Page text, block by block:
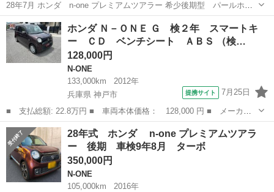
28年7月 ホンダ n-one プレミアムツアラー 希少後期型 パールホワ
イト 70500km 中古メーター交換歴あり 車検令和9年8月まで
vxm165vfi ナビ フルセグtv bluetooth ステアリングリモコン...
京都 京田辺市 京田辺駅 後期
ホンダ Ｎ－ＯＮＥ Ｇ 検２年 スマートキ
ー ＣＤ ベンチシート ＡＢＳ （検…
128,000円
N-ONE
133,000km
2012年
兵庫県 神戸市
提携サイト 7月25日
■ 支払総額: 22.8万円 ■ 車両本体価格： 128,000 円 ■ メーカー
名： ホンダ ■ 車種名： Ｎ－ＯＮＥ ■ グレード名： Ｇ 検２
年 スマートキー ＣＤ ベンチシート ＡＢＳ ■ 排気量： 660cc
■...
兵庫 神戸市 N-ONE
28年式 ホンダ n-one プレミアムツアラ
ー 後期 車検9年8月 ターボ
350,000円
N-ONE
105,000km
2016年